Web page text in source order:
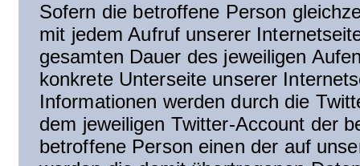
Sofern die betroffene Person
mit jedem Aufruf unserer
gesamten Dauer des jeweiligen
konkrete Unterseite unserer
Informationen werden durch die
dem jeweiligen Twitter-Account der
betroffene Person einen der auf